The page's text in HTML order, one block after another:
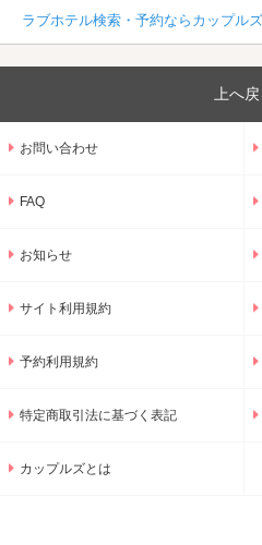
ラブホテル検索・予約ならカップルズ
上へ戻
お問い合わせ
FAQ
お知らせ
サイト利用規約
予約利用規約
特定商取引法に基づく表記
カップルズとは